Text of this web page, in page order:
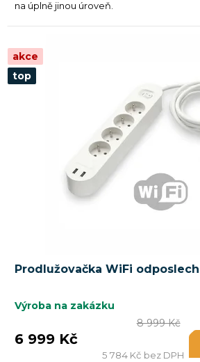
na úplně jinou úroveň.
akce
top
Prodlužovačka WiFi odposlech
Výroba na zakázku
5 784 Kč bez DPH
6 999 Kč
8 999 Kč